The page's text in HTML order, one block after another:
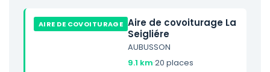
AIRE DE COVOITURAGE Aire de covoiturage La
Seigliére
AUBUSSON
9.1 km·20 places